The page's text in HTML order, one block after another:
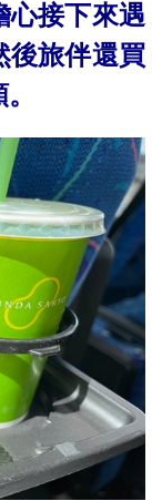
心接下來遇
後旅伴還買